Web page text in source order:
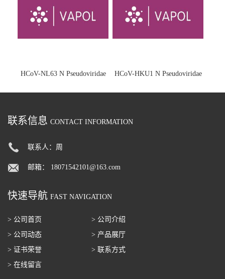
HCoV-NL63 N Pseudoviridae HCoV-HKU1 N Pseudoviridae
联系信息 CONTACT INFORMATION
联系人：周
邮箱： 18071542101@163.com
快速导航 FAST NAVIGATION
> 公司首页
> 公司介绍
> 公司动态
> 产品展厅
> 证书荣誉
> 联系方式
> 在线留言